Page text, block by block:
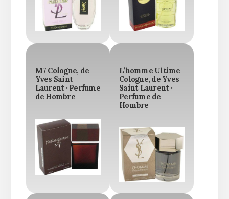
M7 Cologne, de
Yves Saint
Laurent · Perfume
de Hombre
L’homme Ultime
Cologne, de Yves
Saint Laurent ·
Perfume de
Hombre